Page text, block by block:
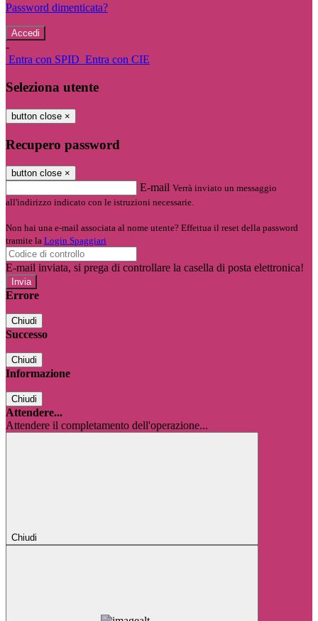
Password dimenticata?
-
Entra con SPID Entra con CIE
Seleziona utente
button close ×
Recupero password
button close ×
E-mail Verrà inviato un messaggio
all'indirizzo indicato con le istruzioni necessarie.
Non hai una e-mail associata al nome utente? Effettua il reset della password
tramite la Login Spaggiari
E-mail inviata, si prega di controllare la casella di posta elettronica!
Errore
Chiudi
Successo
Chiudi
Informazione
Chiudi
Attendere...
Attendere il completamento dell'operazione...
Chiudi